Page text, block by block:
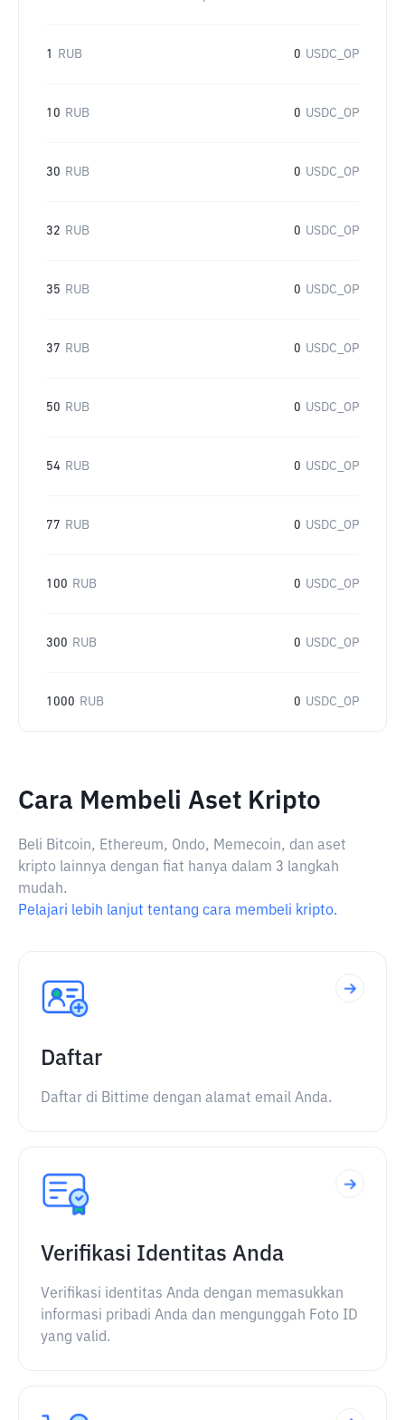
1 RUB 0 USDC_OP
10 RUB 0 USDC_OP
30 RUB 0 USDC_OP
32 RUB 0 USDC_OP
35 RUB 0 USDC_OP
37 RUB 0 USDC_OP
50 RUB 0 USDC_OP
54 RUB 0 USDC_OP
77 RUB 0 USDC_OP
100 RUB 0 USDC_OP
300 RUB 0 USDC_OP
1000 RUB 0 USDC_OP
Cara Membeli Aset Kripto
Beli Bitcoin, Ethereum, Ondo, Memecoin, dan aset
kripto lainnya dengan fiat hanya dalam 3 langkah
mudah.
Pelajari lebih lanjut tentang cara membeli kripto.
Daftar
Daftar di Bittime dengan alamat email Anda.
Verifikasi Identitas Anda
Verifikasi identitas Anda dengan memasukkan
informasi pribadi Anda dan mengunggah Foto ID
yang valid.